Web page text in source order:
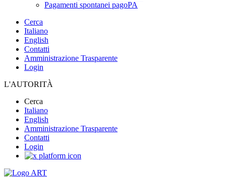
Pagamenti spontanei pagoPA
Cerca
Italiano
English
Contatti
Amministrazione Trasparente
Login
L'AUTORITÀ
Cerca
Italiano
English
Amministrazione Trasparente
Contatti
Login